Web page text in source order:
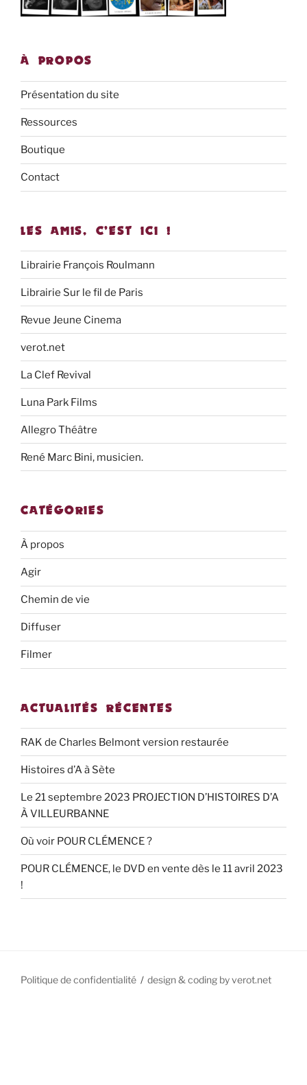
À PROPOS
Présentation du site
Ressources
Boutique
Contact
LES AMIS, C’EST ICI !
Librairie François Roulmann
Librairie Sur le fil de Paris
Revue Jeune Cinema
verot.net
La Clef Revival
Luna Park Films
Allegro Théâtre
René Marc Bini, musicien.
CATÉGORIES
À propos
Agir
Chemin de vie
Diffuser
Filmer
ACTUALITÉS RÉCENTES
RAK de Charles Belmont version restaurée
Histoires d’A à Sète
Le 21 septembre 2023 PROJECTION D’HISTOIRES D’A
À VILLEURBANNE
Où voir POUR CLÉMENCE ?
POUR CLÉMENCE, le DVD en vente dès le 11 avril 2023
!
Politique de confidentialité design & coding by verot.net